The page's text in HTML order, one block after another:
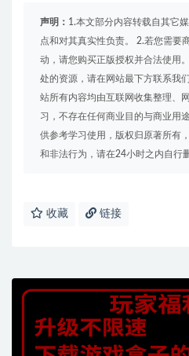
声明： 1.本文部分内容转载自其它
点和对其真实性负责。 2.若您需要
动，请您购买正版授权并合法使用
处的资源，请在网站最下方联系我
站所有内容均由互联网收集整理、
习，不存在任何商业目的与商业用
供参考学习使用，版权归原著所有
和非法行为，请在24小时之内自行
收藏 链接